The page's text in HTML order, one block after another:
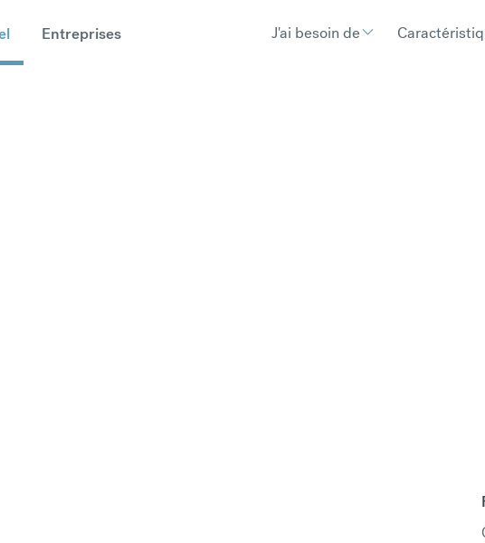
Entreprises J'ai besoin de